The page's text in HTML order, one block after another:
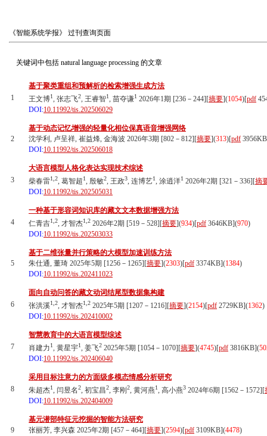
《智能系统学报》 过刊查询页面
关键词中包括 natural language processing 的文章
1
基于聚类重组和预解析的检索增强生成方法
王文博1, 张志飞2, 王睿智1, 苗夺谦1 2026年1期 [236－244][摘要](1054)[pdf
DOI:10.11992/tis.202506029
2
基于动态记忆增强的轻量化相位保真语音增强网络
沈学利, 卢呈祥, 崔益烽, 金海波 2026年3期 [802－812][摘要](313)[pdf
DOI:10.11992/tis.202506018
3
大语言模型人格化表达实现技术综述
柴春雷1,2, 葛智超1, 殷敏2, 王政3, 连博艺1, 涂逍洋1 2026年2期 [321－336][摘
DOI:10.11992/tis.202505031
4
一种基于形容词知识库的藏文文本数据增强方法
仁青吉1,2, 才智杰1,2 2026年2期 [519－528][摘要](934)[pdf 3646KB](970)
DOI:10.11992/tis.202503033
5
基于二维张量并行策略的大模型加速训练方法
朱仕通, 董琦 2025年5期 [1256－1265][摘要](2303)[pdf 3374KB](1384)
DOI:10.11992/tis.202411023
6
面向自动问答的藏文动词结尾型数据集构建
张洪溪1,2, 才智杰1,2 2025年5期 [1207－1216][摘要](2154)[pdf 2729KB](1362)
DOI:10.11992/tis.202410002
7
智慧教育中的大语言模型综述
肖建力1, 黄星宇1, 姜飞2 2025年5期 [1054－1070][摘要](4745)[pdf 3816KB](
DOI:10.11992/tis.202406040
8
采用目标注意力的方面级多模态情感分析研究
朱超杰1, 闫昱名2, 初宝昌2, 李刚 2, 黄河燕1, 高小燕3 2024年6期 [1562－1572][
DOI:10.11992/tis.202404009
9
基元潜部特征元挖掘的智能方法研究
张丽芳, 李兴森 2025年2期 [457－464][摘要](2594)[pdf 3109KB](4478)